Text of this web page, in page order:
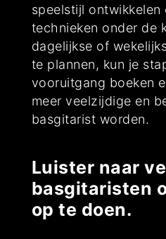
speelstijl ontwikkelen
technieken onder de
dagelijkse of
te plannen, kun je
vooruitgang boeken
meer veelzijdige en
basgitarist worden.
Luister naar
basgitaristen
op te doen.